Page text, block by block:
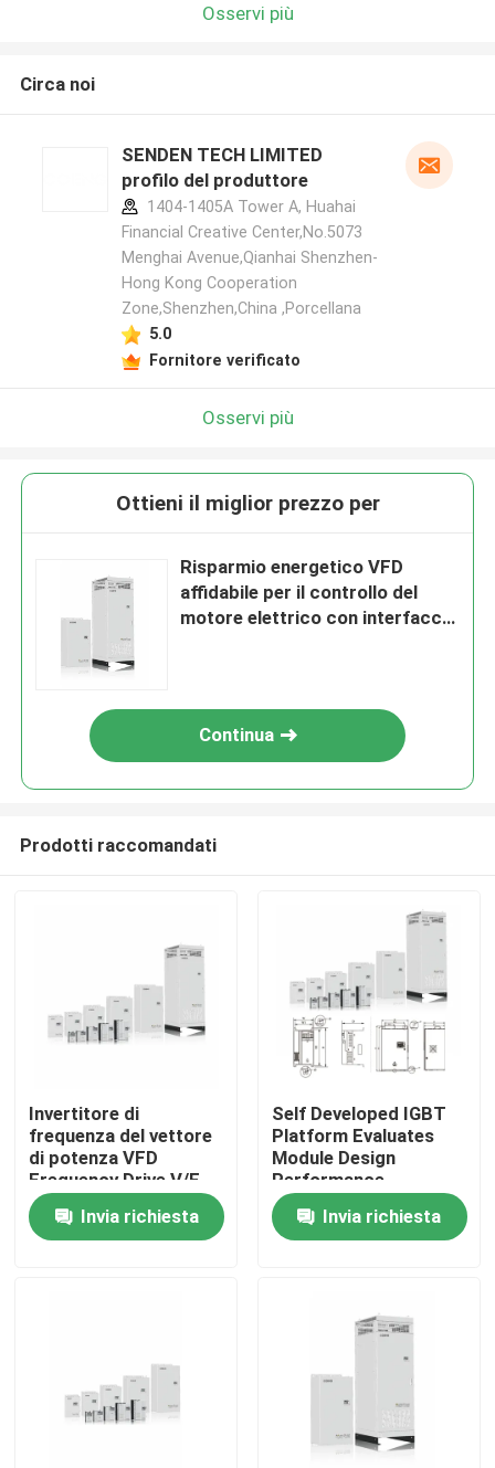
Casa.
Prodotti
Visita alla fabbrica
Osservi più
Circa noi
SENDEN TECH LIMITED
profilo del produttore
1404-1405A Tower A, Huahai
Financial Creative Center,No.5073
Menghai Avenue,Qianhai Shenzhen-
Hong Kong Cooperation
Zone,Shenzhen,China ,Porcellana
5.0
Fornitore verificato
Osservi più
Ottieni il miglior prezzo per
Risparmio energetico VFD
affidabile per il controllo del
motore elettrico con interfaccia
Continua
Prodotti raccomandati
Invertitore di
frequenza del vettore
di potenza VFD
Frequency Drive V/F
Controllo 200-240V
1PH/3PH Voltaggio di
ingresso Vibrazione
Invia richiesta
Self Developed IGBT
Platform Evaluates
Module Design
Performance
Invia richiesta